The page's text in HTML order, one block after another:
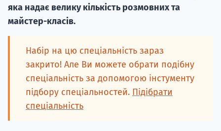
яка надає велику кількість розмовних та
майстер-класів.
Набір на цю спеціальність зараз
закрито! Але Ви можете обрати подібну
спеціальність за допомогою інстументу
підбору спеціальностей. Підібрати
спеціальність